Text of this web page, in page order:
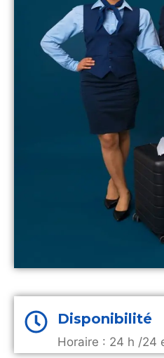
Disponibilité
Horaire : 24 h /24